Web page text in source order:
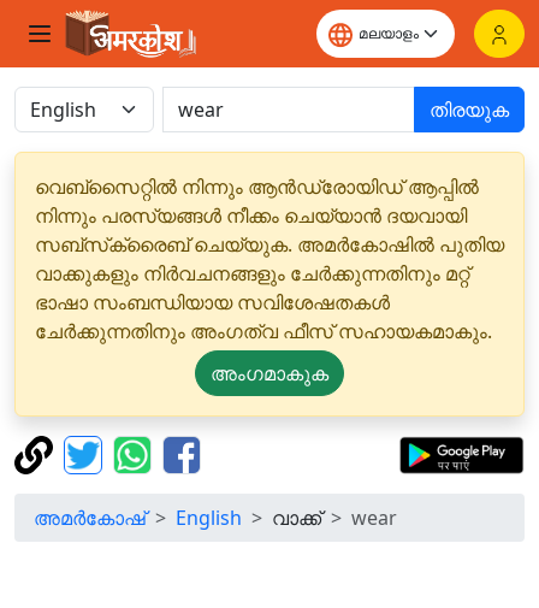
തിരയുക
വെബ്‌സൈറ്റിൽ നിന്നും ആൻഡ്രോയിഡ് ആപ്പിൽ
നിന്നും പരസ്യങ്ങൾ നീക്കം ചെയ്യാൻ ദയവായി
സബ്‌സ്‌ക്രൈബ് ചെയ്യുക. അമർകോഷിൽ പുതിയ
വാക്കുകളും നിർവചനങ്ങളും ചേർക്കുന്നതിനും മറ്റ്
ഭാഷാ സംബന്ധിയായ സവിശേഷതകൾ
ചേർക്കുന്നതിനും അംഗത്വ ഫീസ് സഹായകമാകും.
അംഗമാകുക
അമർകോഷ് English വാക്ക് wear